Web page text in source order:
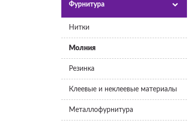
Фурнитура
Нитки
Молния
Резинка
Клеевые и неклеевые материалы
Металлофурнитура